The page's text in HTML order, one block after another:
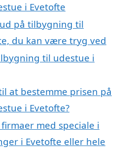
i Evetofte
på tilbygning til
du kan være tryg ved
til udestue i
at bestemme prisen på
i Evetofte?
med speciale i
i Evetofte eller hele